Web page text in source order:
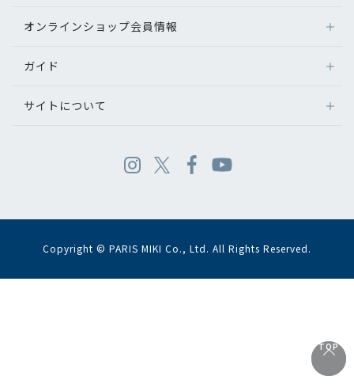
TOP
TOP
オンラインショップ会員情報
ガイド
サイトについて
Copyright © PARIS MIKI Co., Ltd. All Rights Reserved.